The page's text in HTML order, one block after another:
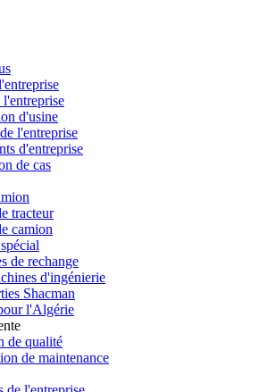
d'usine
l'entreprise
d'entreprise
de cas
tracteur
camion
de rechange
d'ingénierie
Shacman
l'Algérie
de qualité
de maintenance